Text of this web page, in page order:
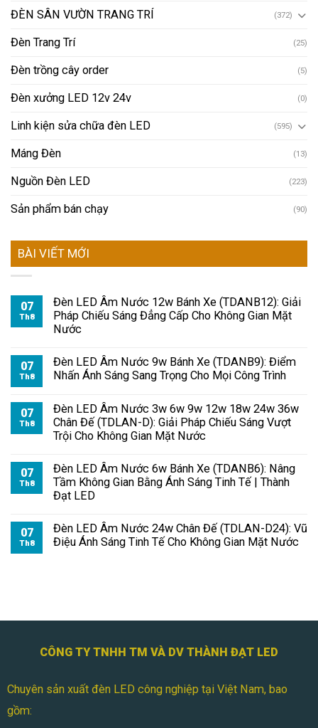
ĐÈN SÂN VƯỜN TRANG TRÍ (372)
Đèn Trang Trí (25)
Đèn trồng cây order (5)
Đèn xưởng LED 12v 24v (0)
Linh kiện sửa chữa đèn LED (595)
Máng Đèn (13)
Nguồn Đèn LED (223)
Sản phẩm bán chạy (90)
BÀI VIẾT MỚI
07
Th8
Đèn LED Âm Nước 12w Bánh Xe (TDANB12): Giải
Pháp Chiếu Sáng Đẳng Cấp Cho Không Gian Mặt
Nước
07
Th8
Đèn LED Âm Nước 9w Bánh Xe (TDANB9): Điểm
Nhấn Ánh Sáng Sang Trọng Cho Mọi Công Trình
07
Th8
Đèn LED Âm Nước 3w 6w 9w 12w 18w 24w 36w
Chân Đế (TDLAN-D): Giải Pháp Chiếu Sáng Vượt
Trội Cho Không Gian Mặt Nước
07
Th8
Đèn LED Âm Nước 6w Bánh Xe (TDANB6): Nâng
Tầm Không Gian Bằng Ánh Sáng Tinh Tế | Thành
Đạt LED
07
Th8
Đèn LED Âm Nước 24w Chân Đế (TDLAN-D24): Vũ
Điệu Ánh Sáng Tinh Tế Cho Không Gian Mặt Nước
CÔNG TY TNHH TM VÀ DV THÀNH ĐẠT LED
Chuyên sản xuất đèn LED công nghiệp tại Việt Nam, bao
gồm: